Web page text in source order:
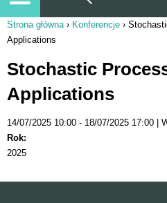
Jesteś tutaj
Strona główna› Konferencje ›
Applications
Stochastic
Applications
14/07/2025 10:00 18/07/2025 17:00
Rok:
2025